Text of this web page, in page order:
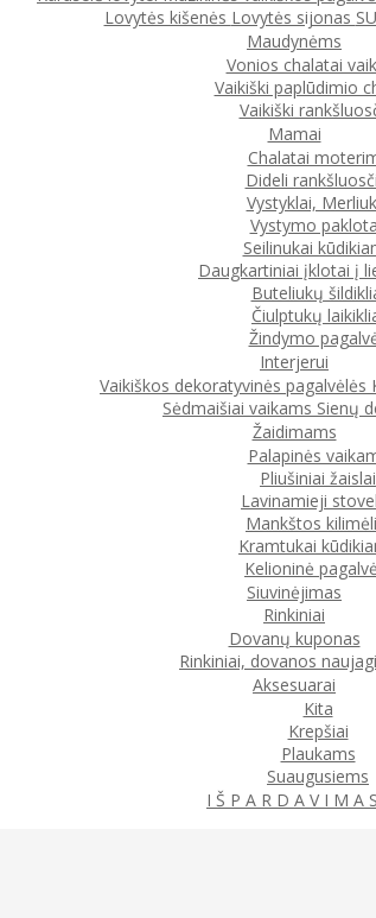
Lovytės kišenės Lovytės sijonas
Maudynėms
Vonios chalatai
Vaikiški paplūdimio
Vaikiški
Mamai
Chalatai
Dideli
Vystyklai,
Vystymo
Seilinukai
Daugkartiniai įklotai į
Buteliukų
Čiulptukų
Žindymo
Interjerui
Vaikiškos dekoratyvinės pagalvėlės
Sėdmaišiai vaikams Sienų
Žaidimams
Palapinės
Pliušiniai žaislai
Lavinamieji
Mankštos
Kramtukai
Kelioninė
Siuvinėjimas
Rinkiniai
Dovanų kuponas
Rinkiniai, dovanos
Aksesuarai
Kita
Krepšiai
Plaukams
Suaugusiems
I Š P A R D A V I M A